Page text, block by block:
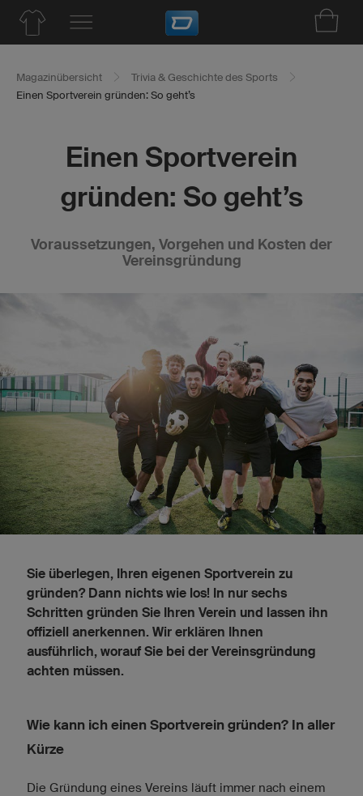
Magazinübersicht
Trivia & Geschichte des Sports
Einen Sportverein gründen: So geht’s
Einen Sportverein
gründen: So geht’s
Voraussetzungen, Vorgehen und Kosten der
Vereinsgründung
Sie überlegen, Ihren eigenen Sportverein zu
gründen? Dann nichts wie los! In nur sechs
Schritten gründen Sie Ihren Verein und lassen ihn
offiziell anerkennen. Wir erklären Ihnen
ausführlich, worauf Sie bei der Vereinsgründung
achten müssen.
Wie kann ich einen Sportverein gründen? In aller
Kürze
Die Gründung eines Vereins läuft immer nach einem